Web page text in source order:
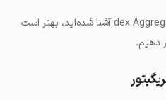
حالا که با چرایی استفاده از این dex Aggregator آشنا شده‌اید، بهتر است
دهیم.